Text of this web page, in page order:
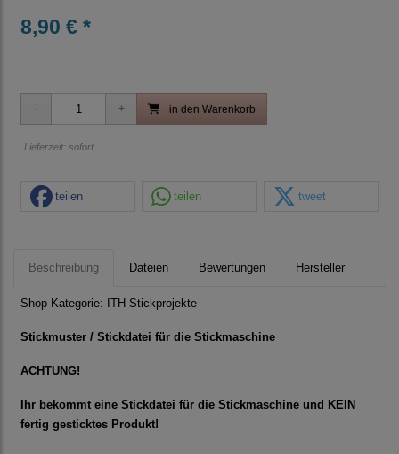
8,90 € *
in den Warenkorb
Lieferzeit: sofort
teilen teilen tweet
Beschreibung Dateien Bewertungen Hersteller
Shop-Kategorie: ITH Stickprojekte
Stickmuster / Stickdatei für die Stickmaschine
ACHTUNG!
Ihr bekommt eine Stickdatei für die Stickmaschine und KEIN
fertig gesticktes Produkt!